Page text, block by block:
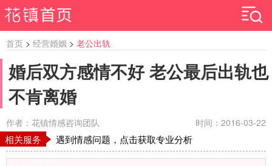
首页 > 经营婚姻 > 老公出轨
婚后双方感情不好 老公最后出轨也
不肯离婚
作者：花镇情感咨询团队 时间：2016-03-22
相关服务 遇到情感问题，点击获取专业分析